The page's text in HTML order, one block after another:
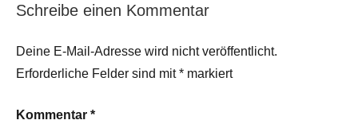
Schreibe einen Kommentar
Deine E-Mail-Adresse wird nicht veröffentlicht.
Erforderliche Felder sind mit* markiert
Kommentar *